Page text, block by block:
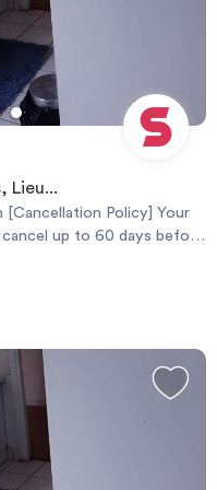
Lieu...
up to 60 days before
refund if you cancel